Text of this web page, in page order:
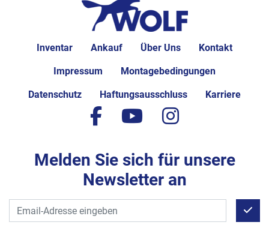
Inventar Ankauf Über Uns Kontakt
Impressum Montagebedingungen
Datenschutz Haftungsausschluss Karriere
facebook
youtubeinstagram
Melden Sie sich für unsere
Newsletter an